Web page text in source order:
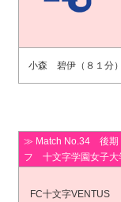
小森 碧伊（８１分）
≫ Match No.34 後期
フ 十文字学園女子大
FC十文字VENTUS